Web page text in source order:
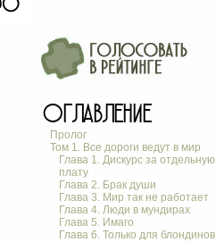
ОГЛАВЛЕНИЕ
Пролог
Том 1. Все дороги ведут в мир
Глава 1. Дискурс за отдельную
плату
Глава 2. Брак души
Глава 3. Мир так не работает
Глава 4. Люди в мундирах
Глава 5. Имаго
Глава 6. Только для блондинов